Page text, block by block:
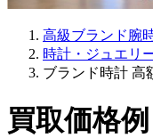
高級ブランド腕
時計・ジュエリ
ブランド時計 高
買取価格例